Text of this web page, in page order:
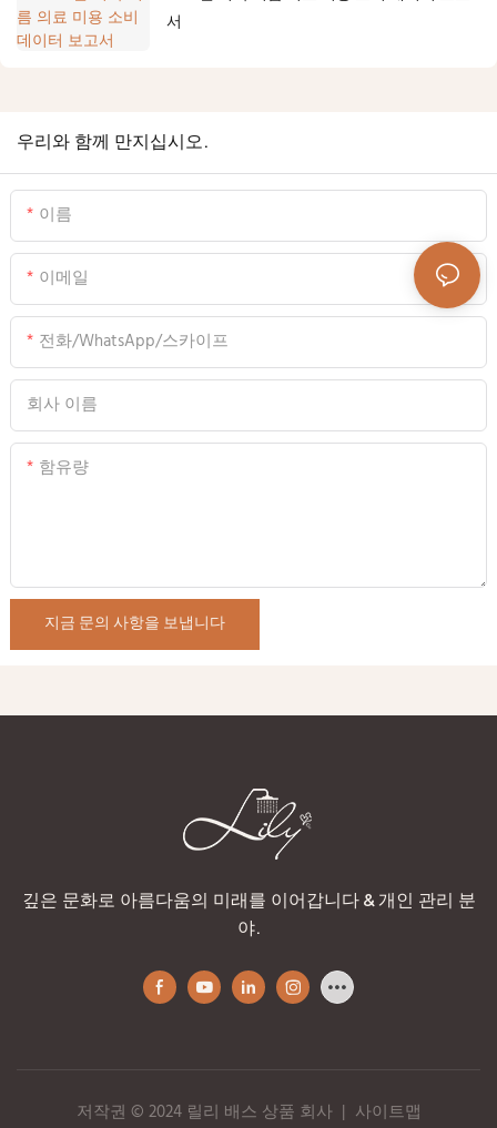
서
우리와 함께 만지십시오.
이름
이메일
전화/WhatsApp/스카이프
회사 이름
함유량
지금 문의 사항을 보냅니다
깊은 문화로 아름다움의 미래를 이어갑니다 & 개인 관리 분
야.
저작권 © 2024 릴리 배스 상품 회사 | 사이트맵